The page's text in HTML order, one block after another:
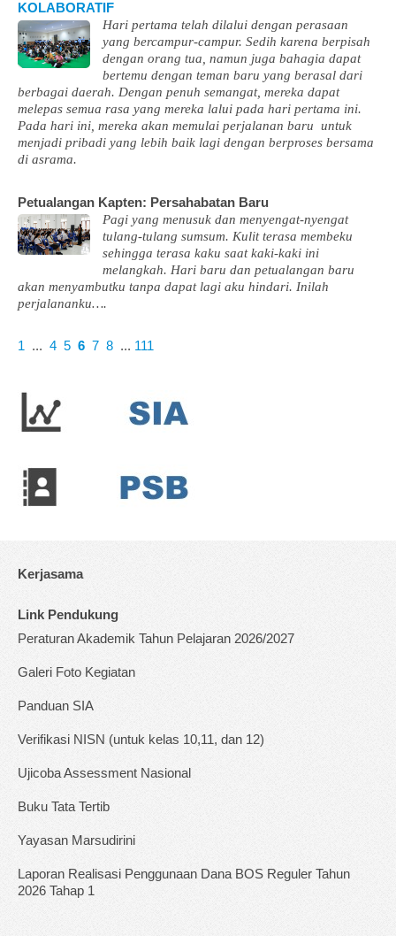
KOLABORATIF
Hari pertama telah dilalui dengan perasaan
yang bercampur-campur. Sedih karena berpisah
dengan orang tua, namun juga bahagia dapat
bertemu dengan teman baru yang berasal dari
berbagai daerah. Dengan penuh semangat, mereka dapat
melepas semua rasa yang mereka lalui pada hari pertama ini.
Pada hari ini, mereka akan memulai perjalanan baru untuk
menjadi pribadi yang lebih baik lagi dengan berproses bersama
di asrama.
Petualangan Kapten: Persahabatan Baru
Pagi yang menusuk dan menyengat-nyengat
tulang-tulang sumsum. Kulit terasa membeku
sehingga terasa kaku saat kaki-kaki ini
melangkah. Hari baru dan petualangan baru
akan menyambutku tanpa dapat lagi aku hindari. Inilah
perjalananku….
1 ... 4 5 6 7 8 ... 111
Kerjasama
Link Pendukung
Peraturan Akademik Tahun Pelajaran 2026/2027
Galeri Foto Kegiatan
Panduan SIA
Verifikasi NISN (untuk kelas 10,11, dan 12)
Ujicoba Assessment Nasional
Buku Tata Tertib
Yayasan Marsudirini
Laporan Realisasi Penggunaan Dana BOS Reguler Tahun
2026 Tahap 1